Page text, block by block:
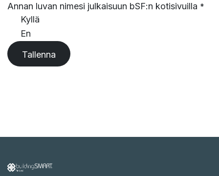
Annan luvan nimesi julkaisuun bSF:n kotisivuilla *
Kyllä
En
Tallenna